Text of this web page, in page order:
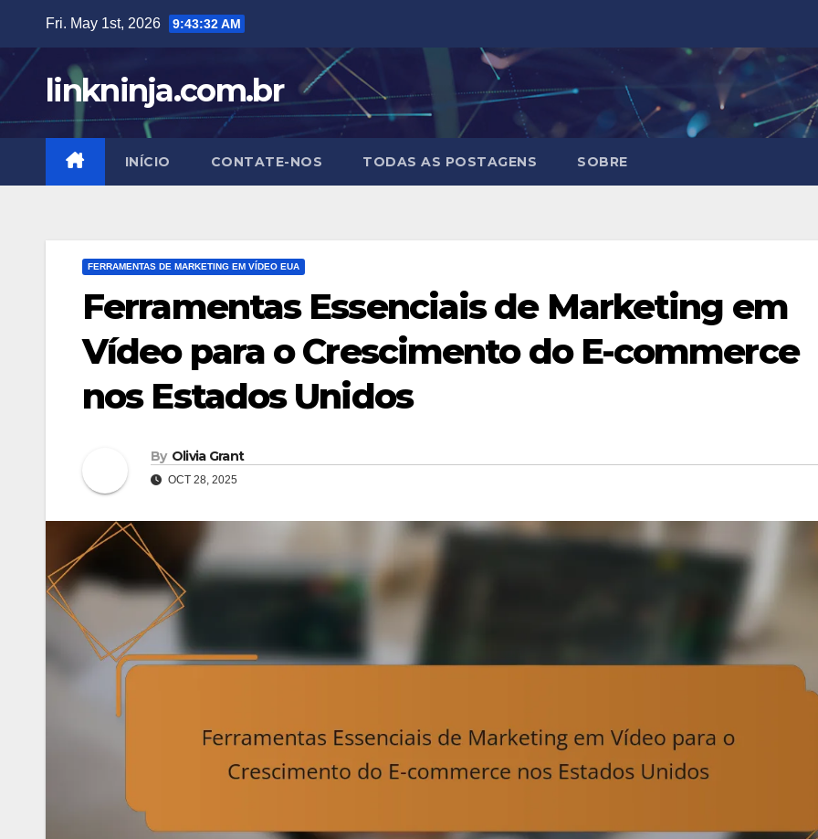
content
Fri. May 1st, 2026 9:43:33 AM
linkninja.com.br
INÍCIO CONTATE-NOS TODAS AS POSTAGENS SOBRE
FERRAMENTAS DE MARKETING EM VÍDEO EUA
Ferramentas Essenciais de Marketing em
Vídeo para o Crescimento do E-commerce
nos Estados Unidos
By Olivia Grant
OCT 28, 2025